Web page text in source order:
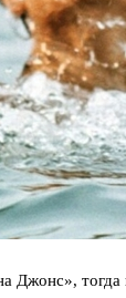
Джонс»,